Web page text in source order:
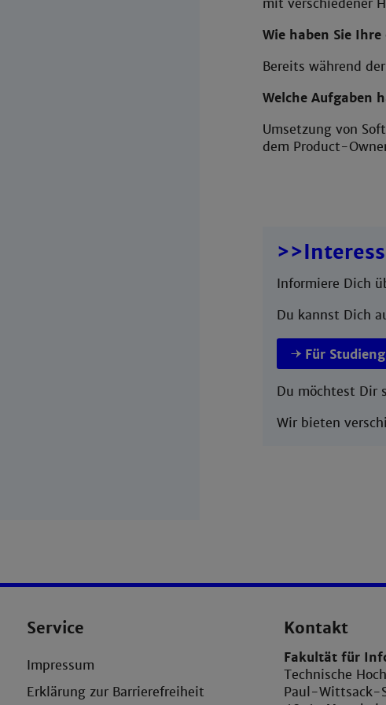
mit verschiedener
Wie haben Sie
Bereits während
Welche Aufgaben
Umsetzung von
dem Product-
Informiere Dich
Du kannst Dich
Für
Du möchtest Dir
Wir bieten
Service
Impressum
Erklärung zur Barrierefreiheit
Kontakt
Fakultät für
Technische
Paul-Wittsack-